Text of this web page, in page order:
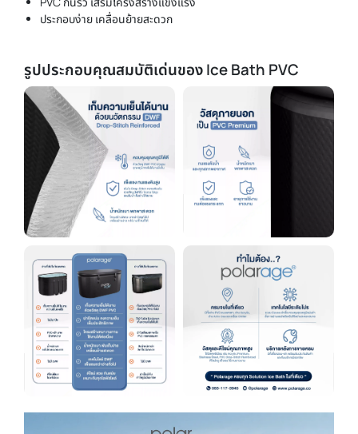
ประกอบง่าย เคลื่อนย้ายสะดวก
รูปประกอบคุณสมบัติเด่นของ Ice Bath PVC